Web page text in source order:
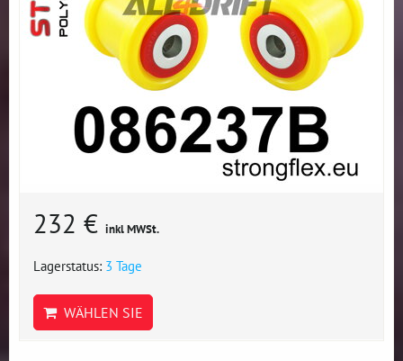
232 € inkl MWSt.
Lagerstatus: 3 Tage
WÄHLEN SIE